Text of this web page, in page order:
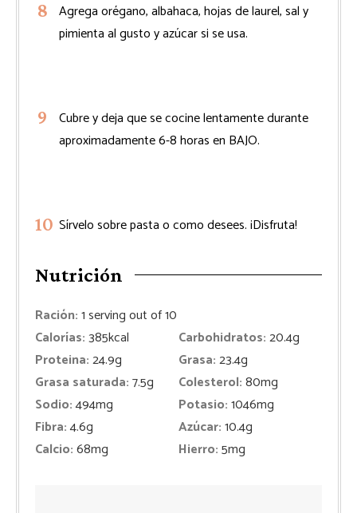
Agrega orégano, albahaca, hojas de laurel, sal y
pimienta al gusto y azúcar si se usa.
Cubre y deja que se cocine lentamente durante
aproximadamente 6-8 horas en BAJO.
Sírvelo sobre pasta o como desees. ¡Disfruta!
Nutrición
Ración:1serving out of 10
Calorías:385kcal Carbohidratos:20.4g
Proteina:24.9g Grasa:23.4g
Grasa saturada:7.5g Colesterol:80mg
Sodio:494mg Potasio:1046mg
Fibra:4.6g Azúcar:10.4g
Calcio:68mg Hierro:5mg